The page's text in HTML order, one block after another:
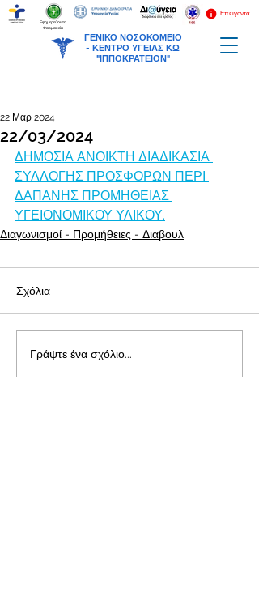
ΓΕΝΙΚΟ ΝΟΣΟΚΟΜΕΙΟ
- ΚΕΝΤΡΟ ΥΓΕΙΑΣ ΚΩ
"ΙΠΠΟΚΡΑΤΕΙΟΝ"
Επείγοντα
Εφημερεύοντα
Φαρμακεία
22/03/2024
22 Μαρ 2024
ΔΗΜΟΣΙΑ ΑΝΟΙΚΤΗ ΔΙΑΔΙΚΑΣΙΑ
ΣΥΛΛΟΓΗΣ ΠΡΟΣΦΟΡΩΝ ΠΕΡΙ
ΔΑΠΑΝΗΣ ΠΡΟΜΗΘΕΙΑΣ
ΥΓΕΙΟΝΟΜΙΚΟΥ ΥΛΙΚΟΥ.
Διαγωνισμοί - Προμήθειες - Διαβουλ
Σχόλια
Γράψτε ένα σχόλιο...